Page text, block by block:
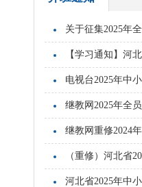
关于征集2025年
【学习通知】河
电视台2025年中
继教网2025年全
继教网重修2024
（重修）河北省
河北省2025年中